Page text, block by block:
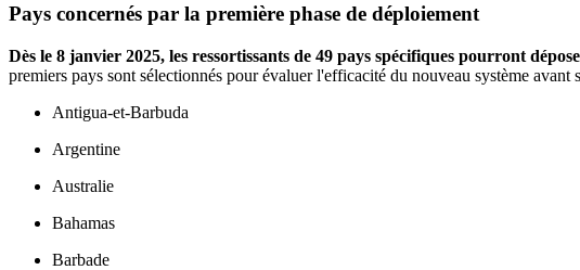
Pays concernés par la première phase de déploiement
Dès le 8 janvier 2025, les ressortissants de 49 pays spécifiques pourront
premiers pays sont sélectionnés pour évaluer l'efficacité du nouveau système
Antigua-et-Barbuda
Argentine
Australie
Bahamas
Barbade